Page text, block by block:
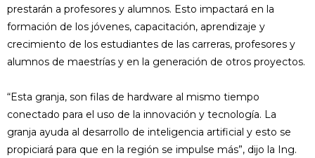
prestarán a profesores y alumnos. Esto impactará en la
formación de los jóvenes, capacitación, aprendizaje y
crecimiento de los estudiantes de las carreras, profesores y
alumnos de maestrías y en la generación de otros proyectos.
“Esta granja, son filas de hardware al mismo tiempo
conectado para el uso de la innovación y tecnología. La
granja ayuda al desarrollo de inteligencia artificial y esto se
propiciará para que en la región se impulse más”, dijo la Ing.